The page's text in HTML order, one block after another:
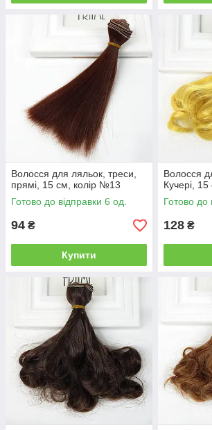
Волосся для ляльок, треси,
прямі, 15 см, колір №13
Готово до відправки 6 од.
94 ₴
Купити
Волосся
Кучері,
Готово до
128 ₴